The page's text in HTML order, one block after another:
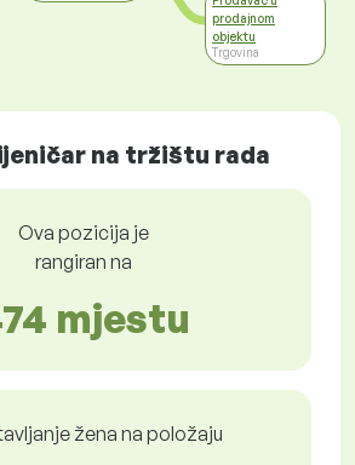
prodajnom
objektu
Trgovina
na tržištu rada
Ova pozicija je
rangiran na
mjestu
žena na položaju